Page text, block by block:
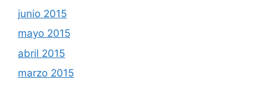
junio 2015
mayo 2015
abril 2015
marzo 2015